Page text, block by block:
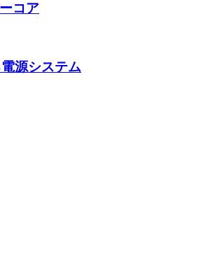
コア
源システム